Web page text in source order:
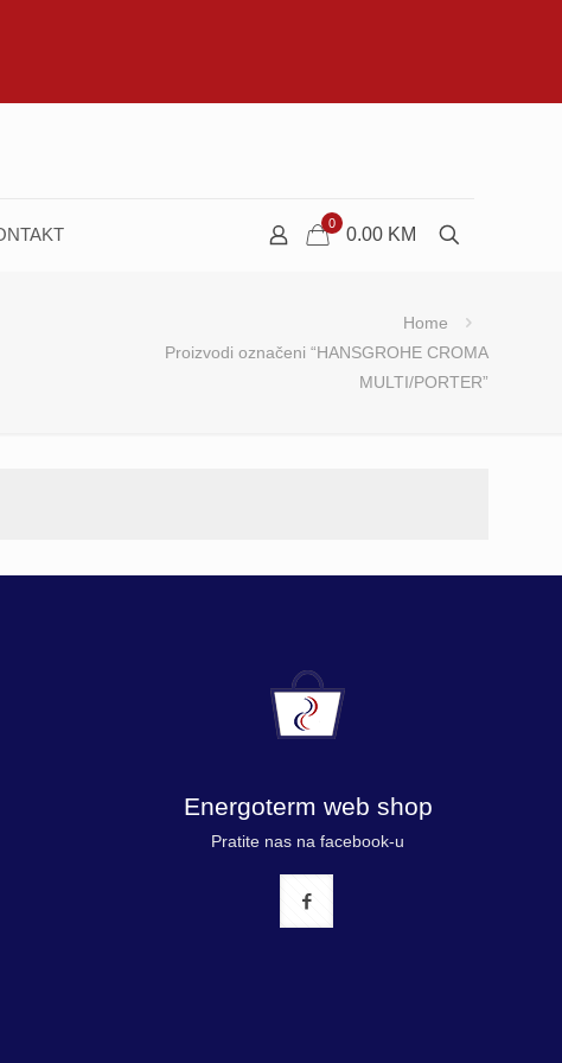
0
0.00 KM
Home
Proizvodi označeni “HANSGROHE CROMA
MULTI/PORTER”
Energoterm web shop
Pratite nas na facebook-u